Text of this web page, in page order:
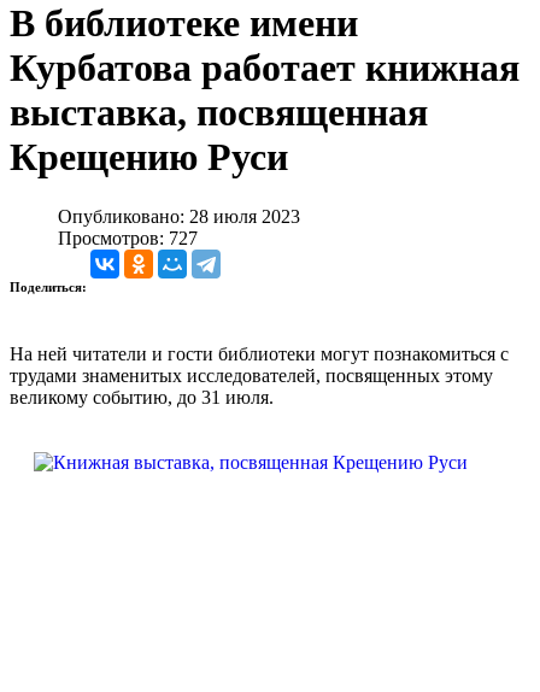
В библиотеке имени
Курбатова работает книжная
выставка, посвященная
Крещению Руси
Опубликовано: 28 июля 2023
Просмотров: 727
Поделиться:
На ней читатели и гости библиотеки могут познакомиться с
трудами знаменитых исследователей, посвященных этому
великому событию, до 31 июля.